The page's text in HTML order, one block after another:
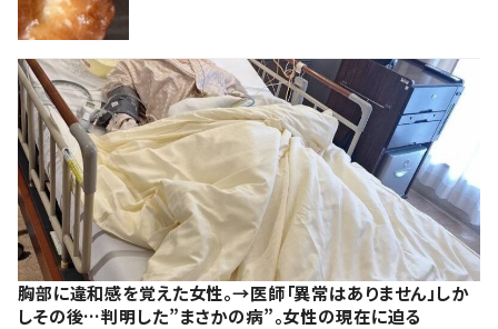
胸部に違和感を覚えた女性。→医師「異常はありません」しか
しその後…判明した”まさかの病”。女性の現在に迫る